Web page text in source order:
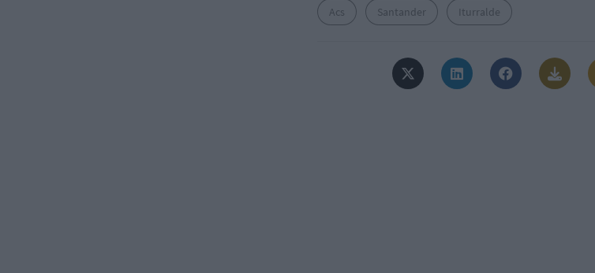
Acs Santander Iturralde